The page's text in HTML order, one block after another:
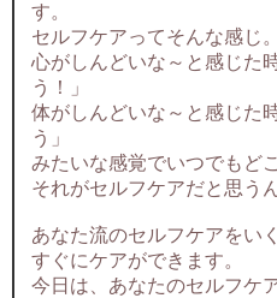
す。
セルフケアってそんな感じ。
心がしんどいな～と感じた
う！」
体がしんどいな～と感じた
う」
みたいな感覚でいつでもど
それがセルフケアだと思う
あなた流のセルフケアをい
すぐにケアができます。
今日は、あなたのセルフケ